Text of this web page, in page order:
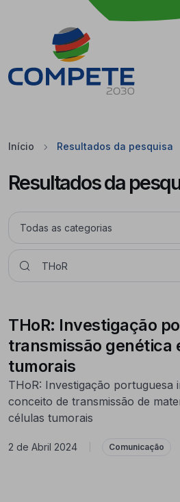
Saltar para o conteúdo principal
Início Resultados da pesquisa
Resultados da
THoR: Investigação
transmissão genética
tumorais
THoR: Investigação portuguesa
conceito de transmissão de
células tumorais
2 de Abril 2024 Comunicação